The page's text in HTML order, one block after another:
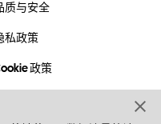
质与安全
私政策
政策